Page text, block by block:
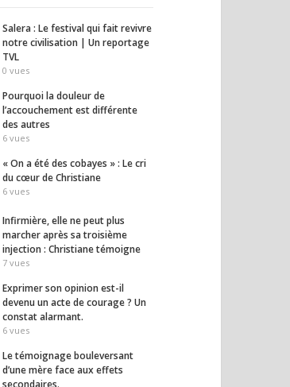
de la
—
sociales, à l’excision…
12vues
Salera : Le festival qui fait revivre
notre civilisation | Un reportage
TVL
0 vues
Pourquoi la douleur de
l’accouchement est différente
des autres
6 vues
« On a été des cobayes » : Le cri
du cœur de Christiane
6 vues
Infirmière, elle ne peut plus
marcher après sa troisième
injection : Christiane témoigne
7 vues
Exprimer son opinion est-il
devenu un acte de courage ? Un
constat alarmant.
6 vues
Le témoignage bouleversant
d’une mère face aux effets
secondaires.